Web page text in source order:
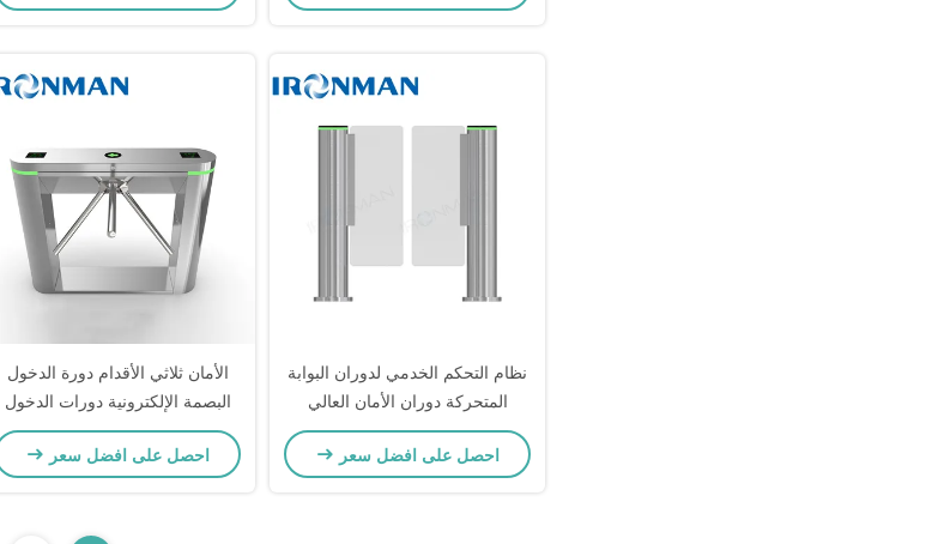
نظام التحكم الخدمي لدوران البوابة
المتحركة دوران الأمان العالي
احصل على افضل سعر
الأمان ثلاثي الأقدام دورة الدخول
البصمة الإلكترونية دورات الدخول
المستخدمة للصالات الرياضية
احصل على افضل سعر